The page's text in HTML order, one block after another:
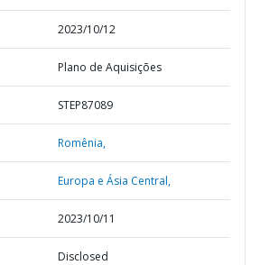
2023/10/12
Plano de Aquisições
STEP87089
Romênia,
Europa e Ásia Central,
2023/10/11
Disclosed